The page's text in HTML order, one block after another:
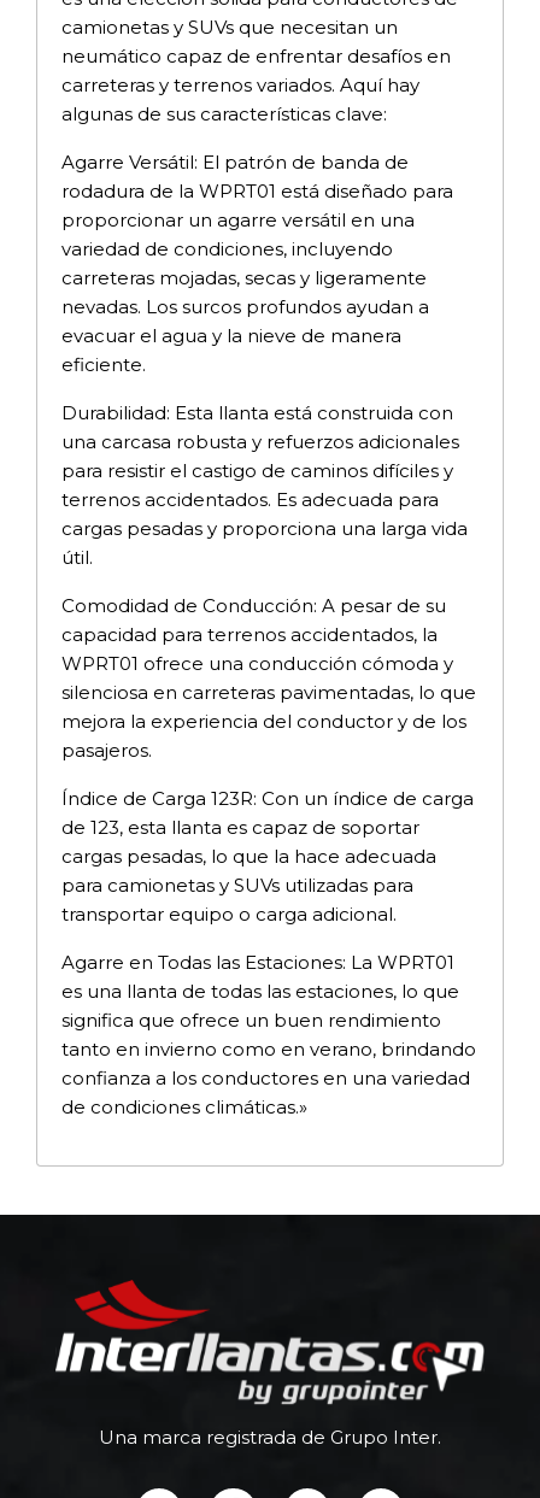
camionetas y SUVs que necesitan un
neumático capaz de enfrentar desafíos en
carreteras y terrenos variados. Aquí hay
algunas de sus características clave:
Agarre Versátil: El patrón de banda de
rodadura de la WPRT01 está diseñado para
proporcionar un agarre versátil en una
variedad de condiciones, incluyendo
carreteras mojadas, secas y ligeramente
nevadas. Los surcos profundos ayudan a
evacuar el agua y la nieve de manera
eficiente.
Durabilidad: Esta llanta está construida con
una carcasa robusta y refuerzos adicionales
para resistir el castigo de caminos difíciles y
terrenos accidentados. Es adecuada para
cargas pesadas y proporciona una larga vida
útil.
Comodidad de Conducción: A pesar de su
capacidad para terrenos accidentados, la
WPRT01 ofrece una conducción cómoda y
silenciosa en carreteras pavimentadas, lo que
mejora la experiencia del conductor y de los
pasajeros.
Índice de Carga 123R: Con un índice de carga
de 123, esta llanta es capaz de soportar
cargas pesadas, lo que la hace adecuada
para camionetas y SUVs utilizadas para
transportar equipo o carga adicional.
Agarre en Todas las Estaciones: La WPRT01
es una llanta de todas las estaciones, lo que
significa que ofrece un buen rendimiento
tanto en invierno como en verano, brindando
confianza a los conductores en una variedad
de condiciones climáticas.»
Una marca registrada de Grupo Inter.